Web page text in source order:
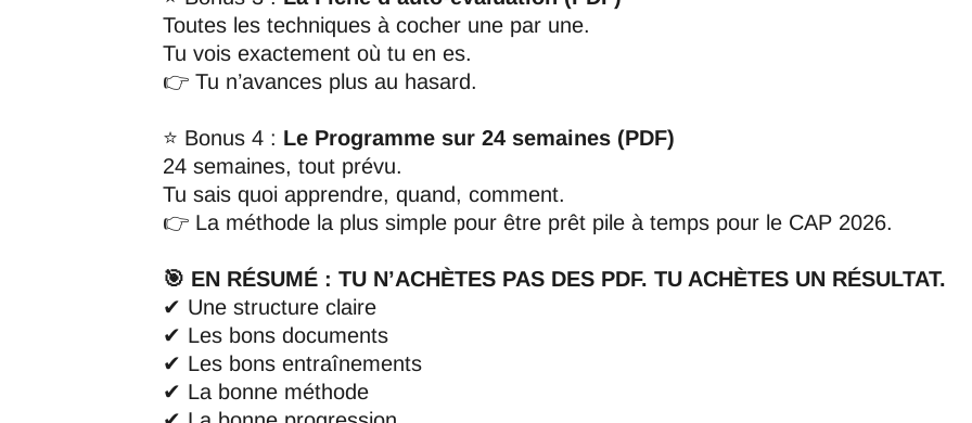
Toutes les techniques à cocher une par une.
Tu vois exactement où tu en es.
👉 Tu n’avances plus au hasard.
⭐ Bonus 4 : Le Programme sur 24 semaines (PDF)
24 semaines, tout prévu.
Tu sais quoi apprendre, quand, comment.
👉 La méthode la plus simple pour être prêt pile à temps pour le CAP 2026.
🎯 EN RÉSUMÉ : TU N’ACHÈTES PAS DES PDF. TU ACHÈTES UN RÉSULTAT.
✔ Une structure claire
✔ Les bons documents
✔ Les bons entraînements
✔ La bonne méthode